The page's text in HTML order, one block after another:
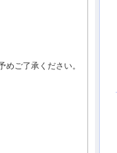
ご了承ください。